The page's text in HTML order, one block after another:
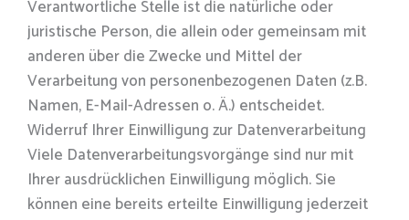
Verantwortliche Stelle ist die natürliche oder
juristische Person, die allein oder gemeinsam mit
anderen über die Zwecke und Mittel der
Verarbeitung von personenbezogenen Daten (z.B.
Namen, E-Mail-Adressen o. Ä.) entscheidet.
Widerruf Ihrer Einwilligung zur Datenverarbeitung
Viele Datenverarbeitungsvorgänge sind nur mit
Ihrer ausdrücklichen Einwilligung möglich. Sie
können eine bereits erteilte Einwilligung jederzeit